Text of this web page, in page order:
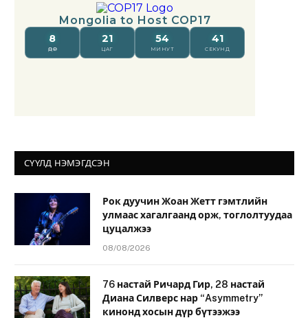
СҮҮЛД НЭМЭГДСЭН
Рок дуучин Жоан Жетт гэмтлийн
улмаас хагалгаанд орж, тоглолтуудаа
цуцалжээ
08/08/2026
76 настай Ричард Гир, 28 настай
Диана Силверс нар “Asymmetry”
кинонд хосын дүр бүтээжээ